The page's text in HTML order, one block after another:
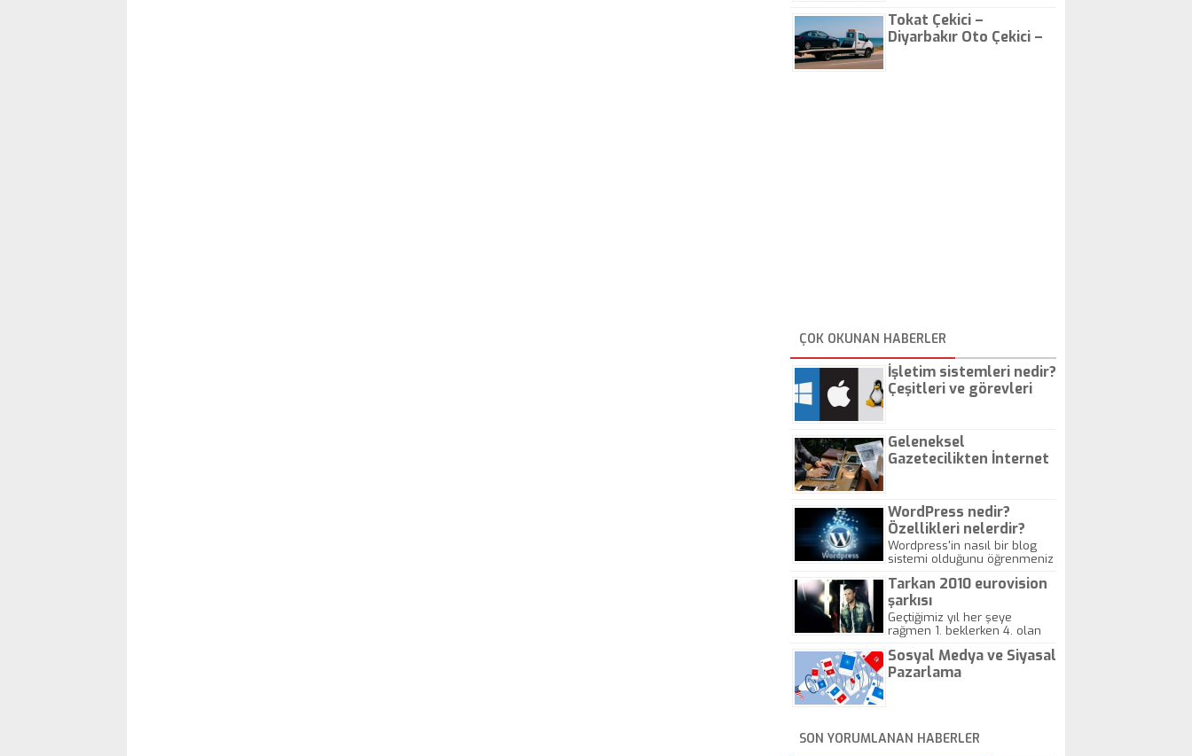
Tokat Çekici –
Diyarbakır Oto Çekici –
ÇOK OKUNAN HABERLER
İşletim sistemleri nedir?
Çeşitleri ve görevleri
Geleneksel
Gazetecilikten İnternet
WordPress nedir?
Özellikleri nelerdir?
Wordpress'in nasıl bir blog
sistemi olduğunu öğrenmeniz
Tarkan 2010 eurovision
şarkısı
Geçtiğimiz yıl her şeye
rağmen 1. beklerken 4. olan
gösterisinin bu yarışmada
önemli olmadığını anlamıştır.
Sosyal Medya ve Siyasal
Pazarlama
SON YORUMLANAN HABERLER